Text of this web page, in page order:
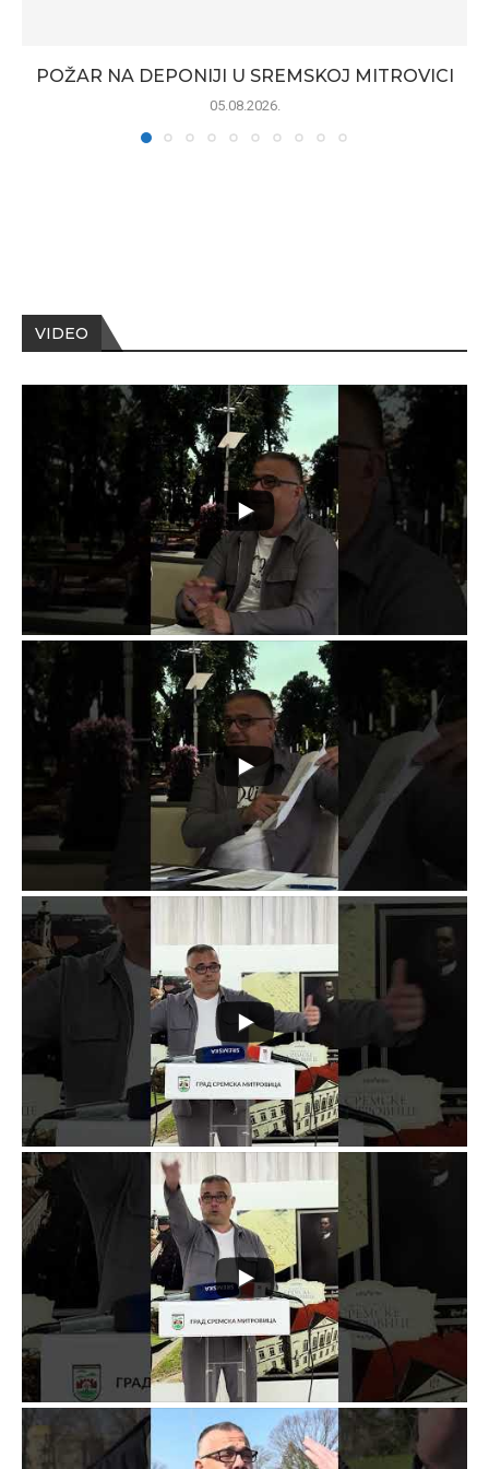
POŽAR NA DEPONIJI U SREMSKOJ MITROVICI
05.08.2026.
VIDEO